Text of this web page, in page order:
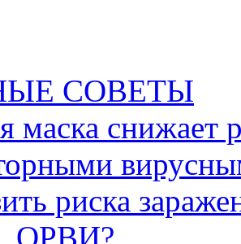
СОВЕТЫ
маска снижает
риска